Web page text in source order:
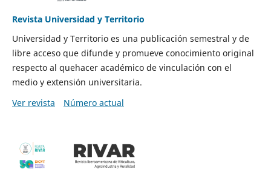
Revista Universidad y Territorio
Universidad y Territorio es una publicación semestral y de
libre acceso que difunde y promueve conocimiento original
respecto al quehacer académico de vinculación con el
medio y extensión universitaria.
Ver revista
Número actual